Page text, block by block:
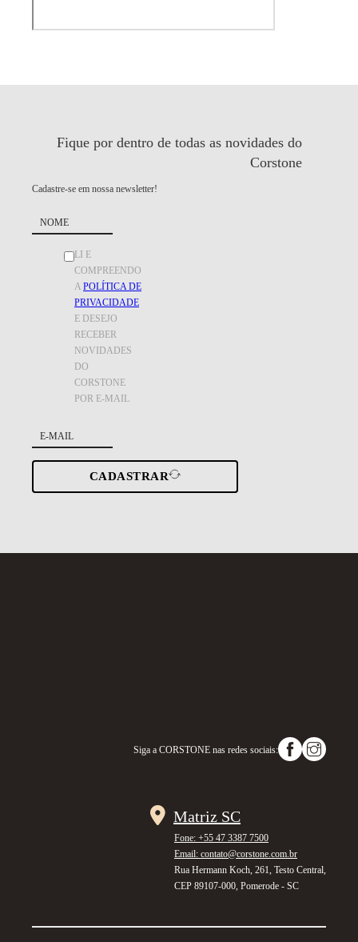
Fique por dentro de todas as novidades do
Corstone
Cadastre-se em nossa newsletter!
LI E
COMPREENDO
A POLÍTICA DE
PRIVACIDADE
E DESEJO
RECEBER
NOVIDADES
DO
CORSTONE
POR E-MAIL
CADASTRAR
Siga a CORSTONE nas redes sociais:
Matriz SC
Fone: +55 47 3387 7500
Email: contato@corstone.com.br
Rua Hermann Koch, 261, Testo Central,
CEP 89107-000, Pomerode - SC